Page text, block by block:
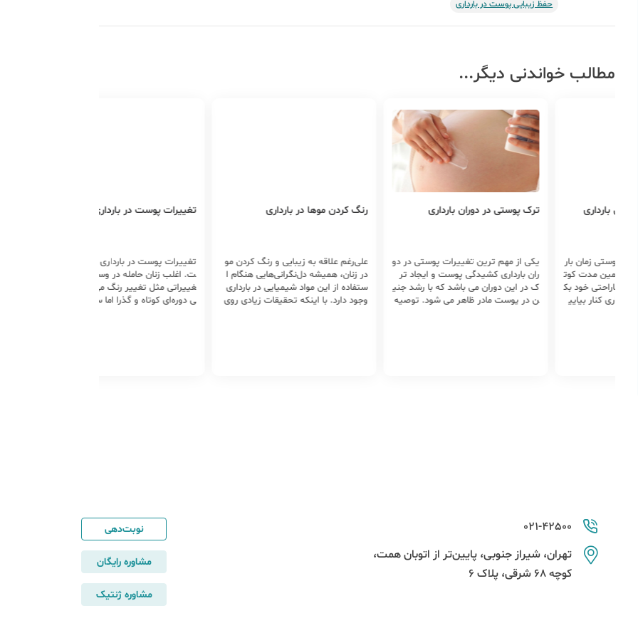
حفظ زیبایی پوست در بارداری
مطالب خواندنی دیگر...
بارداری
پوستی زمان بار
در همین مدت کوت
ناراحتی خود بک
بارداری کنار بیایی
ترک‌ پوستی در دوران بارداری
یکی از مهم ترین تغییرات پوستی در دو
ران بارداری کشیدگی پوست و ایجاد تر
ک در این دوران می باشد که با رشد جنی
ن در پوست مادر ظاهر می شود. توصیه
رنگ کردن موها در بارداری
علی‌رغم علاقه به زیبایی و رنگ کردن مو
در زنان، همیشه دل‌نگرانی‌هایی هنگام ا
ستفاده از این مواد شیمیایی در بارداری
وجود دارد. با اینکه تحقیقات زیادی روی
تغییرات پوست در بارداری
تغییرات پوست در بارداری طبیعی اس
ت. اغلب زنان حامله در وستشان دچار ت
غییراتی مثل تغییر رنگ می‌شود. حاملگ
ی دوره‌ای کوتاه و گذرا اما سرشار از تغیی
021-42500
تهران، شیراز جنوبی، پایین‌تر از اتوبان همت،
کوچه 68 شرقی، پلاک 6
نوبت‌دهی
مشاوره رایگان
مشاوره ژنتیک